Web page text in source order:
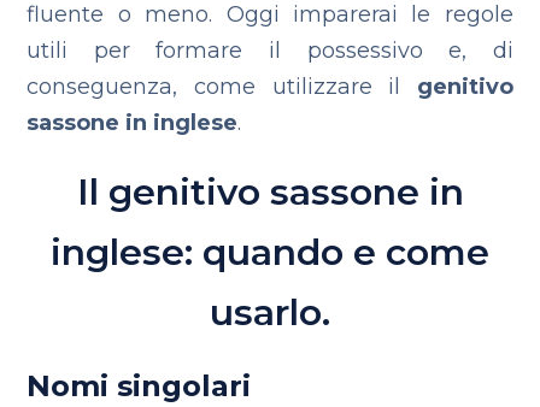
fluente o meno. Oggi imparerai le regole
utili per formare il possessivo e, di
conseguenza, come utilizzare il genitivo
sassone in inglese.
Il genitivo sassone in
inglese: quando e come
usarlo.
Nomi singolari